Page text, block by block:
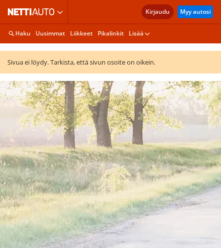
Kirjaudu Myy autosi
Haku Uusimmat Liikkeet Pikalinkit Lisää
Sivua ei löydy. Tarkista, että sivun osoite on oikein.